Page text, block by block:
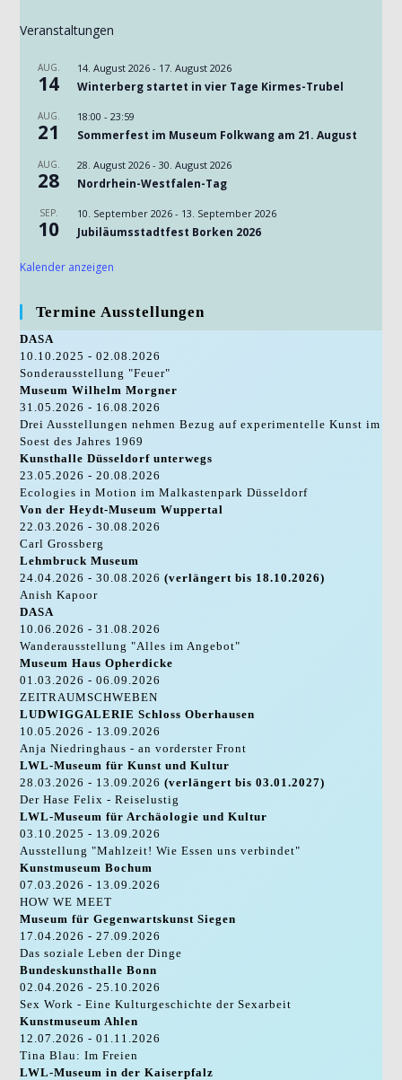
Veranstaltungen
AUG.
14
14. August 2026 - 17. August 2026
Winterberg startet in vier Tage Kirmes-Trubel
AUG.
21
18:00 -23:59
Sommerfest im Museum Folkwang am 21. August
AUG.
28
28. August 2026 -30. August 2026
Nordrhein-Westfalen-Tag
SEP.
10
10. September 2026 - 13. September 2026
Jubiläumsstadtfest Borken 2026
Kalender anzeigen
Termine Ausstellungen
DASA
10.10.2025 - 02.08.2026
Sonderausstellung "Feuer"
Museum Wilhelm Morgner
31.05.2026 - 16.08.2026
Drei Ausstellungen nehmen Bezug auf experimentelle Kunst im
Soest des Jahres 1969
Kunsthalle Düsseldorf unterwegs
23.05.2026 - 20.08.2026
Ecologies in Motion im Malkastenpark Düsseldorf
Von der Heydt-Museum Wuppertal
22.03.2026 - 30.08.2026
Carl Grossberg
Lehmbruck Museum
24.04.2026 - 30.08.2026(verlängert bis 18.10.2026)
Anish Kapoor
DASA
10.06.2026 - 31.08.2026
Wanderausstellung "Alles im Angebot"
Museum Haus Opherdicke
01.03.2026 - 06.09.2026
ZEITRAUMSCHWEBEN
LUDWIGGALERIE Schloss Oberhausen
10.05.2026 - 13.09.2026
Anja Niedringhaus - an vorderster Front
LWL-Museum für Kunst und Kultur
28.03.2026 - 13.09.2026(verlängert bis 03.01.2027)
Der Hase Felix - Reiselustig
LWL-Museum für Archäologie und Kultur
03.10.2025 - 13.09.2026
Ausstellung "Mahlzeit! Wie Essen uns verbindet"
Kunstmuseum Bochum
07.03.2026 - 13.09.2026
HOW WE MEET
Museum für Gegenwartskunst Siegen
17.04.2026 - 27.09.2026
Das soziale Leben der Dinge
Bundeskunsthalle Bonn
02.04.2026 - 25.10.2026
Sex Work - Eine Kulturgeschichte der Sexarbeit
Kunstmuseum Ahlen
12.07.2026 - 01.11.2026
Tina Blau: Im Freien
LWL-Museum in der Kaiserpfalz